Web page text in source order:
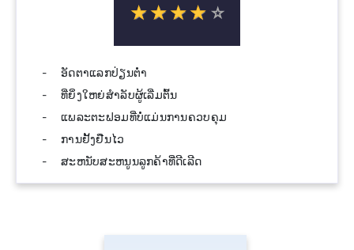
☆☆☆☆ ☆
★★★★ ★
ອັດຕາແລກປ່ຽນຕໍ່າ
ທີ່ຍິ່ງໃຫຍ່ສໍາລັບຜູ້ເລີ່ມຕົ້ນ
ແພລະຕະຟອມທີ່ບໍ່ແມ່ນການຄວບຄຸມ
ການຢັ້ງຢືນໄວ
ສະຫນັບສະຫນູນລູກຄ້າທີ່ດີເລີດ